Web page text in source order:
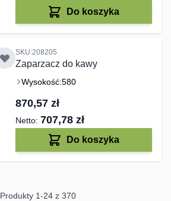
Do koszyka
SKU:208205
Zaparzacz do kawy
Wysokość:580
870,57 zł
707,78 zł
Do koszyka
Produkty 1-24 z 370